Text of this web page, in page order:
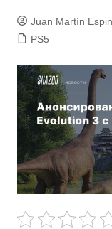
Juan Martín
PS5